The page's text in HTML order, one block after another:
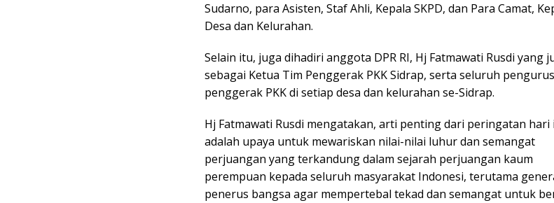
Sudarno, para Asisten, Staf Ahli, Kepala SKPD, dan Para Camat,
Desa dan Kelurahan.
Selain itu, juga dihadiri anggota DPR RI, Hj Fatmawati Rusdi yang
sebagai Ketua Tim Penggerak PKK Sidrap, serta seluruh
penggerak PKK di setiap desa dan kelurahan se-Sidrap.
Hj Fatmawati Rusdi mengatakan, arti penting dari peringatan hari
adalah upaya untuk mewariskan nilai-nilai luhur dan semangat
perjuangan yang terkandung dalam sejarah perjuangan kaum
perempuan kepada seluruh masyarakat Indonesi, terutama
penerus bangsa agar mempertebal tekad dan semangat untuk